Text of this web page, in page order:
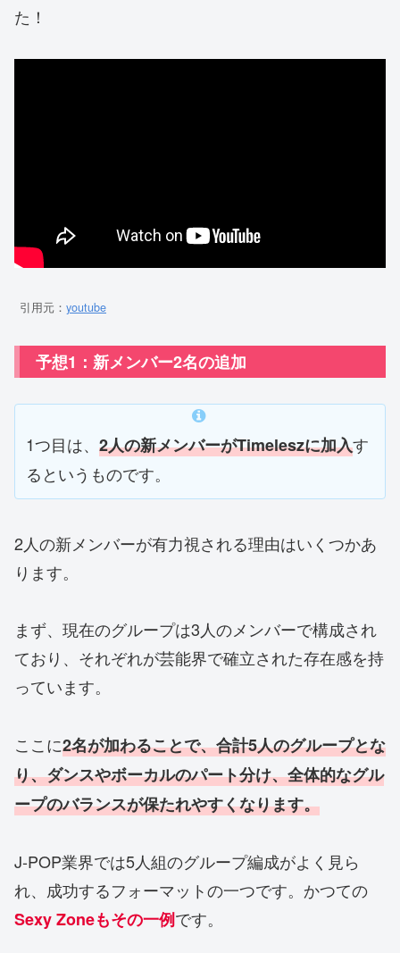
た！
引用元： youtube
予想1：新メンバー2名の追加
1つ目は、 2人の新メンバーがTimeleszに加入す
るというものです。
2人の新メンバーが有力視される理由はいくつかあ
ります。
まず、現在のグループは3人のメンバーで構成され
ており、それぞれが芸能界で確立された存在感を持
っています。
ここに2名が加わることで、合計5人のグループとな
り、ダンスやボーカルのパート分け、全体的なグル
ープのバランスが保たれやすくなります。
J-POP業界では5人組のグループ編成がよく見ら
れ、成功するフォーマットの一つです。かつての
Sexy Zoneもその一例です。